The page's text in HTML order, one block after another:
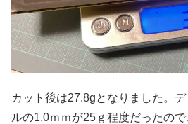
カット後は27.8gとなりました。
ルの1.0ｍｍが25ｇ程度だったの